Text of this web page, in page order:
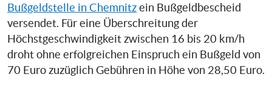
Bußgeldstelle in Chemnitz ein Bußgeldbescheid
versendet. Für eine Überschreitung der
Höchstgeschwindigkeit zwischen 16 bis 20 km/h
droht ohne erfolgreichen Einspruch ein Bußgeld von
70 Euro zuzüglich Gebühren in Höhe von 28,50 Euro.